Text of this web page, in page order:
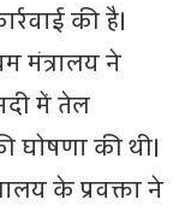
की है।
मंत्रालय ने
में तेल
की थी।
के प्रवक्ता ने